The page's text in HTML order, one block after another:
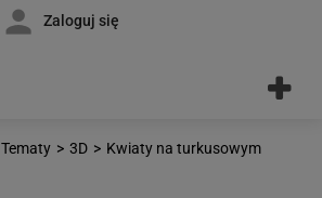
Zaloguj się
Tematy > 3D > Kwiaty na turkusowym